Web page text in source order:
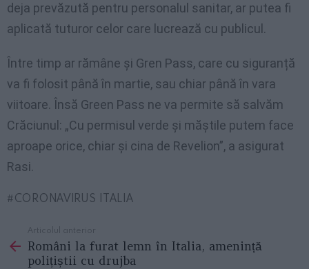
deja prevăzută pentru personalul sanitar, ar putea fi
aplicată tuturor celor care lucrează cu publicul.
Între timp ar rămâne și Gren Pass, care cu siguranță
va fi folosit până în martie, sau chiar până în vara
viitoare. Însă Green Pass ne va permite să salvăm
Crăciunul: „Cu permisul verde și măștile putem face
aproape orice, chiar și cina de Revelion”, a asigurat
Rasi.
CORONAVIRUS ITALIA
more
Articolul anterior
Români la furat lemn în Italia, amenință
polițiștii cu drujba